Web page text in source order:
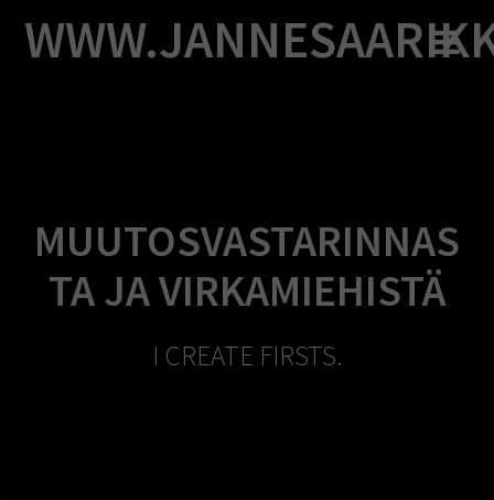
to
content
MUUTOSVASTARINNAS
TA JA VIRKAMIEHISTÄ
I CREATE FIRSTS.